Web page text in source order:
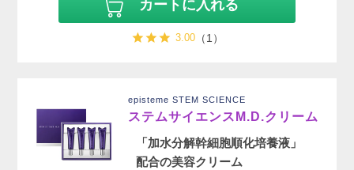
カートに入れる
3.00（1）
episteme STEM SCIENCE
ステムサイエンスM.D.クリーム
「加水分解幹細胞順化培養液」
配合の美容クリーム